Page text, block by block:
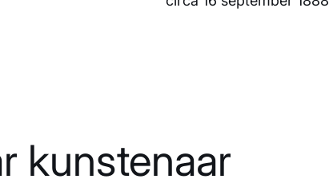
kunstenaar